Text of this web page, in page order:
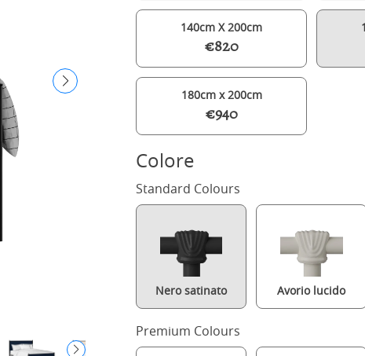
Brest Slim iron/metal
140cm X 200cm
€820
180cm x 200cm
€940
Colore
Standard Colours
Nero satinato Avorio lucido
Premium Colours